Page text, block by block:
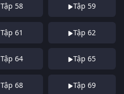
Tập 58 Tập 59
Tập 61 Tập 62
Tập 64 Tập 65
Tập 68 Tập 69